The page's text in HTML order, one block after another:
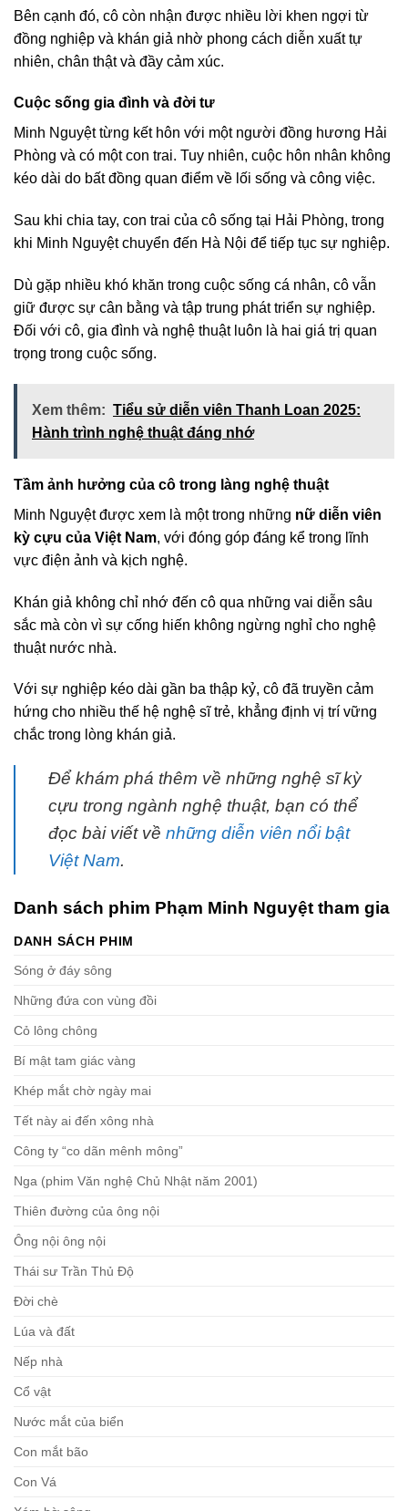
Bên cạnh đó, cô còn nhận được nhiều lời khen ngợi từ
đồng nghiệp và khán giả nhờ phong cách diễn xuất tự
nhiên, chân thật và đầy cảm xúc.
Cuộc sống gia đình và đời tư
Minh Nguyệt từng kết hôn với một người đồng hương Hải
Phòng và có một con trai. Tuy nhiên, cuộc hôn nhân không
kéo dài do bất đồng quan điểm về lối sống và công việc.
Sau khi chia tay, con trai của cô sống tại Hải Phòng, trong
khi Minh Nguyệt chuyển đến Hà Nội để tiếp tục sự nghiệp.
Dù gặp nhiều khó khăn trong cuộc sống cá nhân, cô vẫn
giữ được sự cân bằng và tập trung phát triển sự nghiệp.
Đối với cô, gia đình và nghệ thuật luôn là hai giá trị quan
trọng trong cuộc sống.
Xem thêm: Tiểu sử diễn viên Thanh Loan 2025:
Hành trình nghệ thuật đáng nhớ
Tầm ảnh hưởng của cô trong làng nghệ thuật
Minh Nguyệt được xem là một trong những nữ diễn viên
kỳ cựu của Việt Nam, với đóng góp đáng kể trong lĩnh
vực điện ảnh và kịch nghệ.
Khán giả không chỉ nhớ đến cô qua những vai diễn sâu
sắc mà còn vì sự cống hiến không ngừng nghỉ cho nghệ
thuật nước nhà.
Với sự nghiệp kéo dài gần ba thập kỷ, cô đã truyền cảm
hứng cho nhiều thế hệ nghệ sĩ trẻ, khẳng định vị trí vững
chắc trong lòng khán giả.
Để khám phá thêm về những nghệ sĩ kỳ
cựu trong ngành nghệ thuật, bạn có thể
đọc bài viết về những diễn viên nổi bật
Việt Nam.
Danh sách phim Phạm Minh Nguyệt tham gia
DANH SÁCH PHIM
Sóng ở đáy sông
Những đứa con vùng đồi
Cỏ lông chông
Bí mật tam giác vàng
Khép mắt chờ ngày mai
Tết này ai đến xông nhà
Công ty “co dãn mênh mông”
Nga (phim Văn nghệ Chủ Nhật năm 2001)
Thiên đường của ông nội
Ông nội ông nội
Thái sư Trần Thủ Độ
Đời chè
Lúa và đất
Nếp nhà
Cổ vật
Nước mắt của biển
Con mắt bão
Con Vá